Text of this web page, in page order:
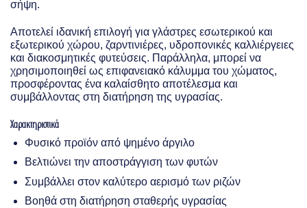
σήψη.
Αποτελεί ιδανική επιλογή για γλάστρες εσωτερικού και
εξωτερικού χώρου, ζαρντινιέρες, υδροπονικές καλλιέργειες
και διακοσμητικές φυτεύσεις. Παράλληλα, μπορεί να
χρησιμοποιηθεί ως επιφανειακό κάλυμμα του χώματος,
προσφέροντας ένα καλαίσθητο αποτέλεσμα και
συμβάλλοντας στη διατήρηση της υγρασίας.
Χαρακτηριστικά
Φυσικό προϊόν από ψημένο άργιλο
Βελτιώνει την αποστράγγιση των φυτών
Συμβάλλει στον καλύτερο αερισμό των ριζών
Βοηθά στη διατήρηση σταθερής υγρασίας